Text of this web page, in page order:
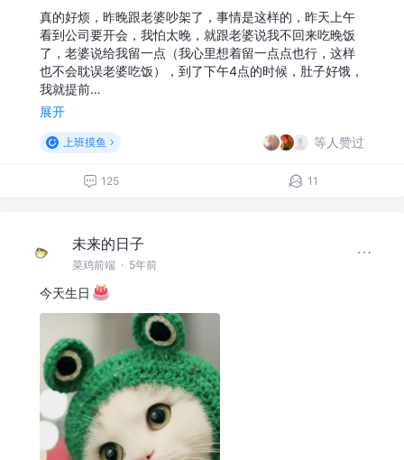
真的好烦，昨晚跟老婆吵架了，事情是这样的，昨天上午
看到公司要开会，我怕太晚，就跟老婆说我不回来吃晚饭
了，老婆说给我留一点（我心里想着留一点点也行，这样
也不会耽误老婆吃饭），到了下午4点的时候，肚子好饿，
我就提前…
展开
上班摸鱼 等人赞过
125 11
未来的日子
菜鸡前端 · 5年前
今天生日